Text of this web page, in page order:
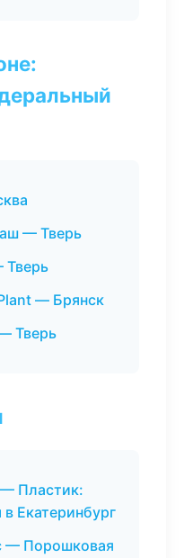
— Тверь
Тверь
— Брянск
Тверь
Пластик:
Екатеринбург
— Порошковая